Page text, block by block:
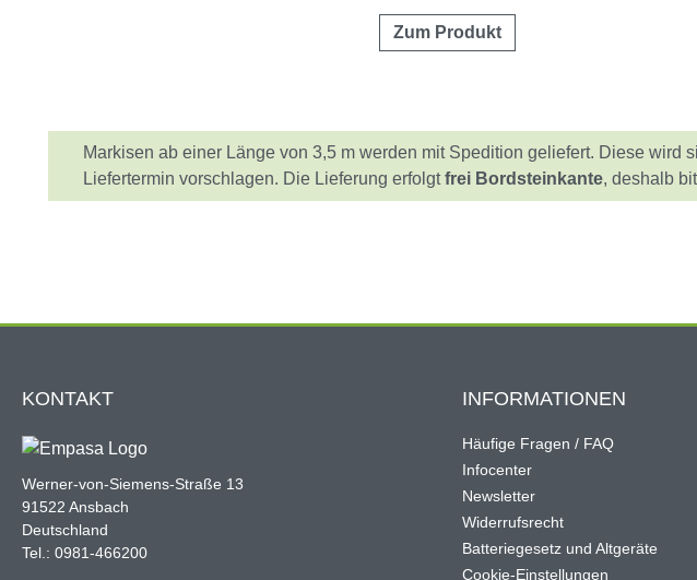
Zum Produkt
Markisen ab einer Länge von 3,5 m werden mit Spedition geliefert. Diese
Liefertermin vorschlagen. Die Lieferung erfolgtfrei Bordsteinkante, deshalb
KONTAKT
Werner-von-Siemens-Straße 13
91522 Ansbach
Deutschland
Tel.: 0981-466200
INFORMATIONEN
Häufige Fragen / FAQ
Infocenter
Newsletter
Widerrufsrecht
Batteriegesetz und Altgeräte
Cookie-Einstellungen